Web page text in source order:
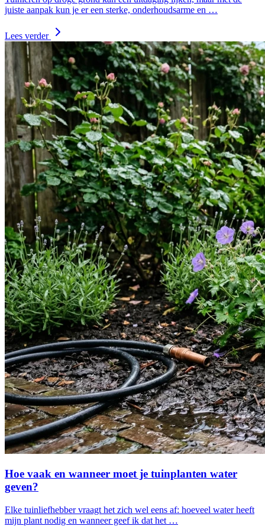
juiste aanpak kun je er een sterke, onderhoudsarme en …
Lees verder
Hoe vaak en wanneer moet je tuinplanten water
geven?
Elke tuinliefhebber vraagt het zich wel eens af: hoeveel water heeft
mijn plant nodig en wanneer geef ik dat het …